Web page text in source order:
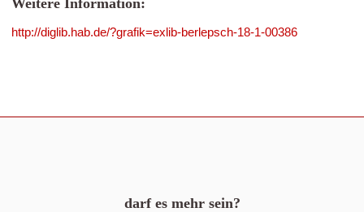
Weitere Information:
http://diglib.hab.de/?grafik=exlib-berlepsch-18-1-00386
darf es mehr sein?